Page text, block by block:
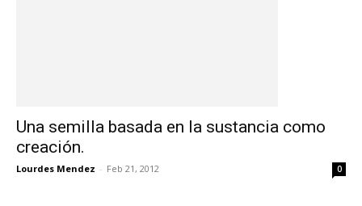
Una semilla basada en la sustancia como
creación.
Lourdes Mendez - Feb 21, 2012 0